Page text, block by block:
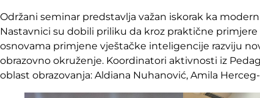
Održani seminar predstavlja važan iskorak ka
Nastavnici su dobili priliku da kroz praktične
osnovama primjene vještačke inteligencije razviju
obrazovno okruženje. Koordinatori aktivnosti iz
oblast obrazovanja: Aldiana Nuhanović, Amila